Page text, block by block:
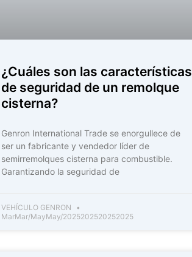
¿Cuáles son las características
de seguridad de un remolque
cisterna?
Genron International Trade se enorgullece de
ser un fabricante y vendedor líder de
semirremolques cisterna para combustible.
Garantizando la seguridad de
VEHÍCULO GENRON
MarMar/MayMay/2025202520252025